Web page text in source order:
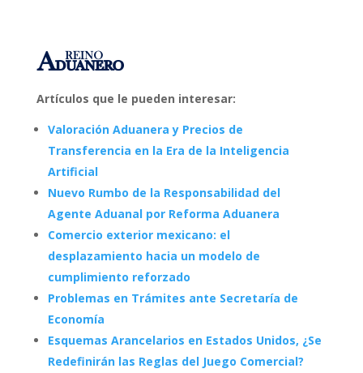
Artículos que le pueden interesar:
Valoración Aduanera y Precios de
Transferencia en la Era de la Inteligencia
Artificial
Nuevo Rumbo de la Responsabilidad del
Agente Aduanal por Reforma Aduanera
Comercio exterior mexicano: el
desplazamiento hacia un modelo de
cumplimiento reforzado
Problemas en Trámites ante Secretaría de
Economía
Esquemas Arancelarios en Estados Unidos, ¿Se
Redefinirán las Reglas del Juego Comercial?